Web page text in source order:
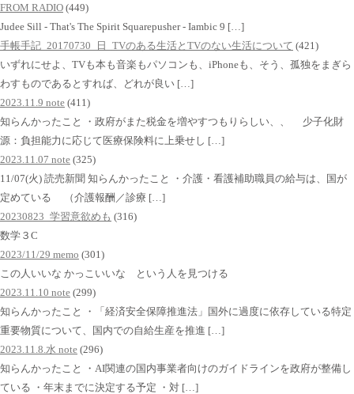
FROM RADIO (449)
Judee Sill - That's The Spirit Squarepusher - Iambic 9 […]
手帳手記_20170730_日_TVのある生活とTVのない生活について (421)
いずれにせよ、TVも本も音楽もパソコンも、iPhoneも、そう、孤独をまぎら
わすものであるとすれば、どれが良い […]
2023.11.9 note (411)
知らんかったこと ・政府がまた税金を増やすつもりらしい、、 少子化財
源：負担能力に応じて医療保険料に上乗せし […]
2023.11.07 note (325)
11/07(火) 読売新聞 知らんかったこと ・介護・看護補助職員の給与は、国が
定めている （介護報酬／診療 […]
20230823_学習意欲めも (316)
数学３C
2023/11/29 memo (301)
この人いいな かっこいいな という人を見つける
2023.11.10 note (299)
知らんかったこと ・「経済安全保障推進法」国外に過度に依存している特定
重要物質について、国内での自給生産を推進 […]
2023.11.8.水 note (296)
知らんかったこと ・AI関連の国内事業者向けのガイドラインを政府が整備し
ている ・年末までに決定する予定 ・対 […]